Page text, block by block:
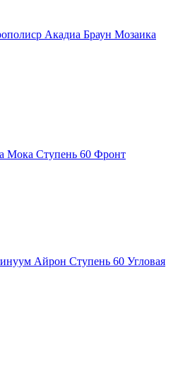
Aкадиа Браун Мозаика
Мока Ступень 60 Фронт
Айрон Ступень 60 Угловая